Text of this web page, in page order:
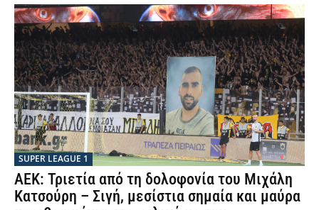
SUPER LEAGUE 1
ΑΕΚ: Τριετία από τη δολοφονία του Μιχάλη
Κατσούρη – Σιγή, μεσίστια σημαία και μαύρα